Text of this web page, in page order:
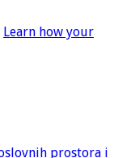
Learn how your